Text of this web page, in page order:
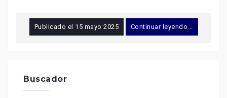
Publicado el 15 mayo 2025 Continuar leyendo...
Buscador